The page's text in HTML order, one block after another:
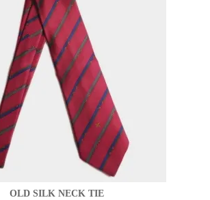
OLD SILK NECK TIE